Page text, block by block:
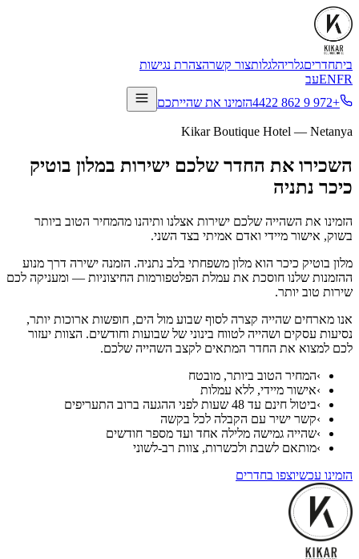
ביתחדריםגלריהלגלותצור קשרהצהרת נגישות
ENFR
עב
+972 9 862 4422
הזמינו את שהייתכם
Kikar Boutique Hotel — Netanya
השכירו את החדר שלכם ישירות במלון בוטיק
כיכר נתניה
הזמינו את השהייה שלכם ישירות אצלנו ותיהנו מהמחיר הטוב ביותר
בשוק, אישור מיידי ואדם אמיתי בצד השני.
מלון בוטיק כיכר הוא מלון משפחתי בלב נתניה. הזמנה ישירה דרך מנוע
ההזמנות שלנו חוסכת את עמלת הפלטפורמות החיצוניות — ומעניקה לכם
שירות טוב יותר.
אנו מארחים שהייה קצרה לסוף שבוע מול הים, חופשות ארוכות יותר,
נסיעות עסקים ושהייה לטווח בינוני של שבועות וחודשים. הצוות יעזור
לכם למצוא את החדר המתאים לקצב השהייה שלכם.
›המחיר הטוב ביותר, מובטח
›אישור מיידי, ללא עמלות
›ביטול חינם עד 48 שעות לפני ההגעה ברוב התעריפים
›קשר ישיר עם הקבלה לכל בקשה
›שהייה גמישה מלילה אחד ועד מספר חודשים
›מותאם לשבת ולכשרות, צוות רב-לשוני
הזמינו עכשיוצפו בחדרים